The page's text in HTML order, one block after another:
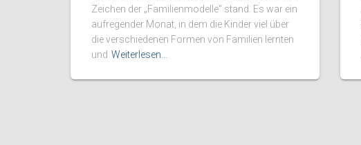
Zeichen der „Familienmodelle“ stand. Es war ein
aufregender Monat, in dem die Kinder viel über
die verschiedenen Formen von Familien lernten
und Weiterlesen…